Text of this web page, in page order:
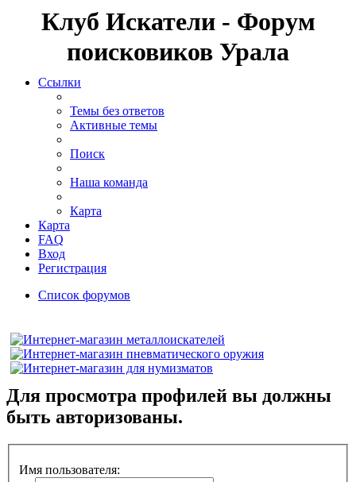
Клуб Искатели - Форум
поисковиков Урала
Ссылки
Темы без ответов
Активные темы
Поиск
Наша команда
Карта
Карта
FAQ
Вход
Регистрация
Список форумов
Для просмотра профилей вы должны
быть авторизованы.
Имя пользователя: